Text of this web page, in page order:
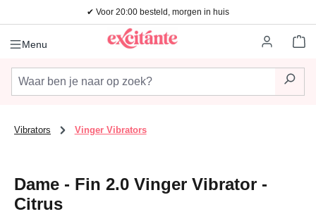
Ga naar de hoofdinhoud✔ Voor 20:00 besteld, morgen in huis
Menu
Vibrators Vinger Vibrators
Dame - Fin 2.0 Vinger Vibrator -
Citrus